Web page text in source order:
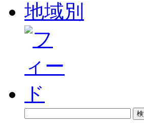
地域別